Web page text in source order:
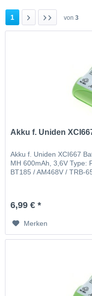
1 von 3
Akku f. Uniden
Akku f. Uniden XCI667
MH 600mAh, 3,6V Type:
BT185 / AM468V / TRB-
6,99 € *
Merken